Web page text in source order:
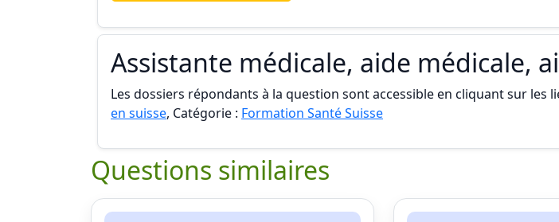
Assistante médicale, aide médicale,
Les dossiers répondants à la question sont accessible en cliquant sur les
en suisse, Catégorie : Formation Santé Suisse
Questions similaires